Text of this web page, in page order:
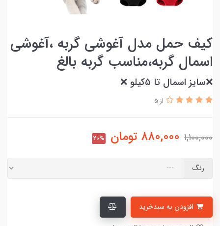
کیف حمل مدل آغوشی گربه ،آغوشی
اسمال گربه،مناسب گربه بالغ
❌سایز اسمال تا ۵کیلو ❌
از 5
1,100,000
880,000 تومان 20%
رنگ